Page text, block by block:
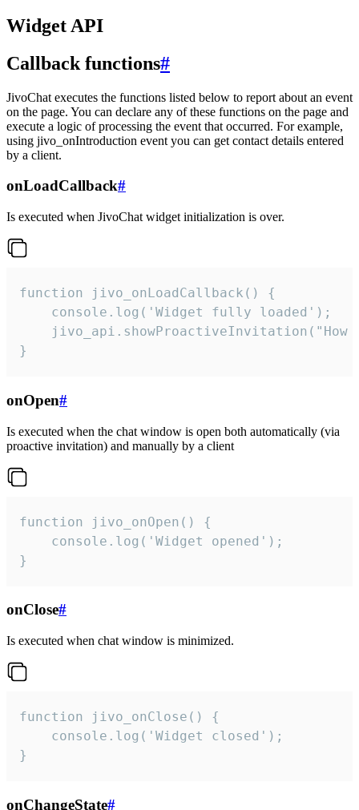
Widget API
Callback functions#
JivoChat executes the functions listed below to report about an event
on the page. You can declare any of these functions on the page and
execute a logic of processing the event that occurred. For example,
using jivo_onIntroduction event you can get contact details entered
by a client.
onLoadCallback#
Is executed when JivoChat widget initialization is over.
function jivo_onLoadCallback() {
    console.log('Widget fully loaded');
jivo_api.showProactiveInvitation("How
}
onOpen#
Is executed when the chat window is open both automatically (via
proactive invitation) and manually by a client
function jivo_onOpen() {
    console.log('Widget opened');
}
onClose#
Is executed when chat window is minimized.
function jivo_onClose() {
    console.log('Widget closed');
}
onChangeState#